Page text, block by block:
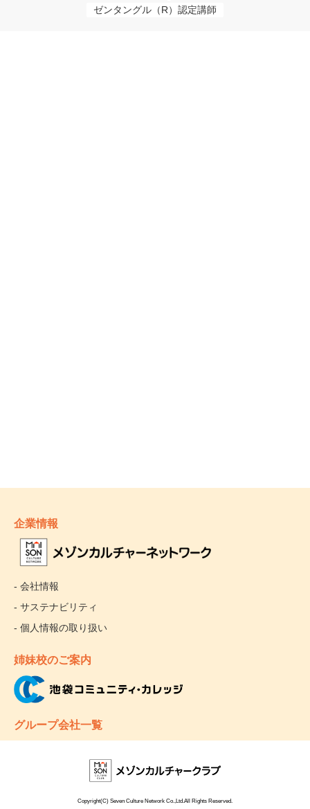
ゼンタングル（R）認定講師
企業情報
- 会社情報
- サステナビリティ
- 個人情報の取り扱い
姉妹校のご案内
グループ会社一覧
Copyright(C) Seven Culture Network Co.,Ltd.All Rights Reserved.